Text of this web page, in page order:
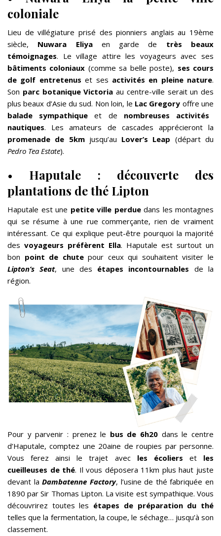
coloniale
Lieu de villégiature prisé des pionniers anglais au 19ème
siècle, Nuwara Eliyaen garde de très beaux
témoignages. Le village attire les voyageurs avec ses
bâtiments coloniaux (comme sa belle poste), ses cours
de golf entretenus et ses activités en pleine nature.
Son parc botanique Victoria au centre-ville serait un des
plus beaux d’Asie du sud. Non loin, le Lac Gregory offre une
balade sympathique et de nombreuses activités
nautiques. Les amateurs de cascades apprécieront la
promenade de 5km jusqu’au Lover’s Leap (départ du
Pedro Tea Estate).
• Haputale : découverte des
plantations de thé Lipton
Haputale est une petite ville perduedans les montagnes
qui se résume à une rue commerçante, rien de vraiment
intéressant. Ce qui explique peut-être pourquoi la majorité
des voyageurs préfèrent Ella. Haputale est surtout un
bon point de chutepour ceux qui souhaitent visiter le
Lipton’s Seat, une des étapes incontournables de la
région.
Pour y parvenir : prenez le bus de 6h20 dans le centre
d’Haputale, comptez une 20aine de roupies par personne.
Vous ferez ainsi le trajet avec les écoliers etles
cueilleuses de thé. Il vous déposera 11km plus haut juste
devant laDambatenne Factory, l’usine de thé fabriquée en
1890 par Sir Thomas Lipton. La visite est sympathique. Vous
découvrirez toutes les étapes de préparation du thé
telles que la fermentation, la coupe, le séchage… jusqu’à son
classement.